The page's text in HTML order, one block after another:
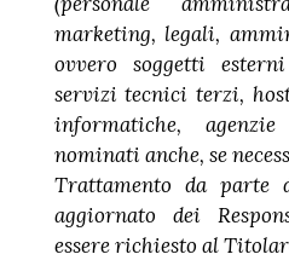
marketing, legali,
ovvero soggetti
servizi tecnici terzi,
informatiche,
nominati anche, se
Trattamento da parte
aggiornato dei
essere richiesto al